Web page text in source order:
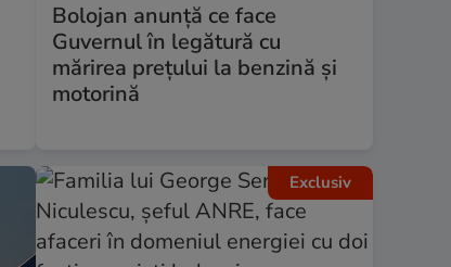
Bolojan anunță ce face
Guvernul în legătură cu
mărirea prețului la benzină și
motorină
Exclusiv